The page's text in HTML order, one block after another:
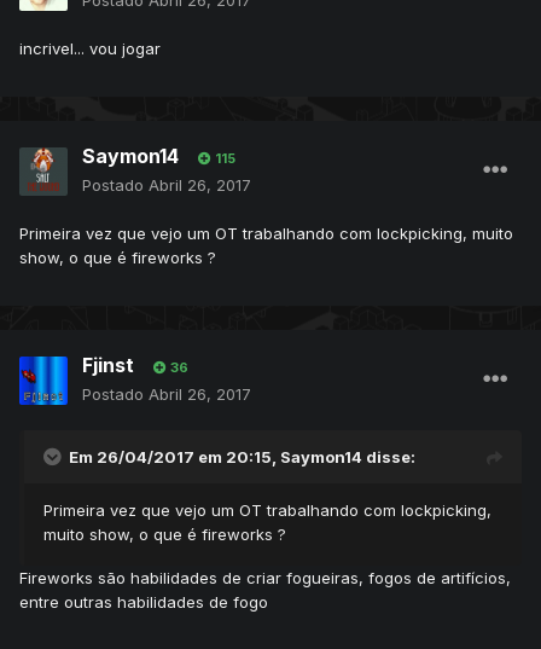
incrivel... vou jogar
Saymon14 115
Postado Abril 26, 2017
Primeira vez que vejo um OT trabalhando com lockpicking, muito
show, o que é fireworks ?
Fjinst 36
Postado Abril 26, 2017
Em 26/04/2017 em 20:15, Saymon14 disse:
Primeira vez que vejo um OT trabalhando com lockpicking,
muito show, o que é fireworks ?
Fireworks são habilidades de criar fogueiras, fogos de artifícios,
entre outras habilidades de fogo